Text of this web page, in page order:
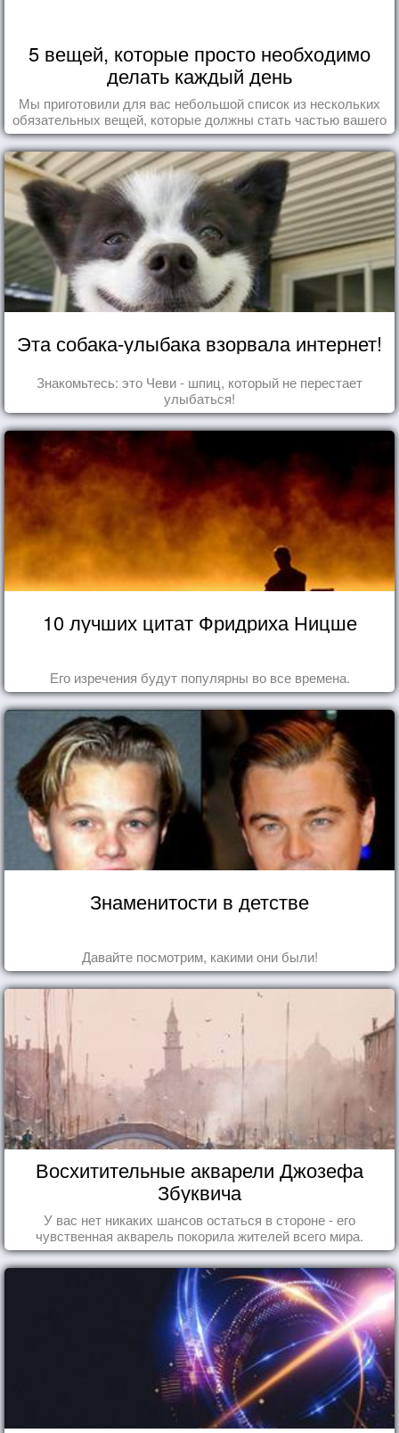
5 вещей, которые просто необходимо
делать каждый день
Мы приготовили для вас небольшой список из нескольких
обязательных вещей, которые должны стать частью вашего
дня.
Эта собака-улыбака взорвала интернет!
Знакомьтесь: это Чеви - шпиц, который не перестает
улыбаться!
10 лучших цитат Фридриха Ницше
Его изречения будут популярны во все времена.
Знаменитости в детстве
Давайте посмотрим, какими они были!
Восхитительные акварели Джозефа
Збуквича
У вас нет никаких шансов остаться в стороне - его
чувственная акварель покорила жителей всего мира.